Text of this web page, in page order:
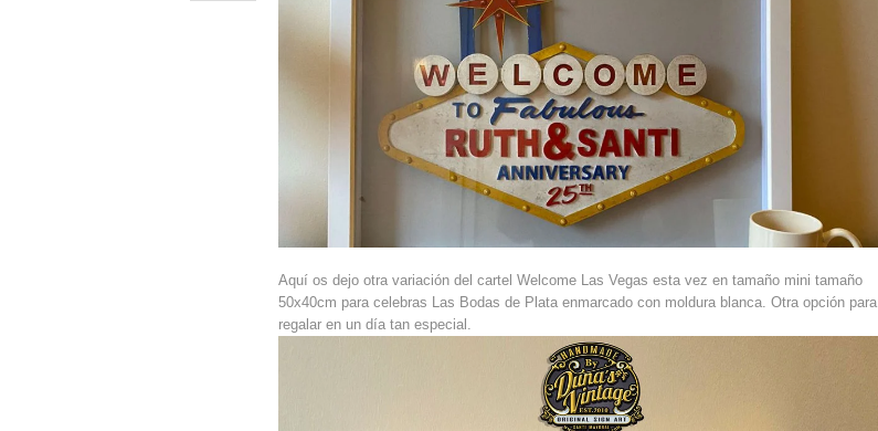
Aquí os dejo otra variación del cartel Welcome Las Vegas esta vez en tamaño mini tamaño
50x40cm para celebras Las Bodas de Plata enmarcado con moldura blanca. Otra opción para
regalar en un día tan especial.